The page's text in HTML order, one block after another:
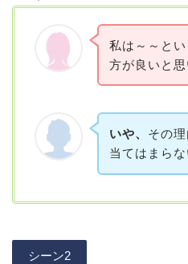
私は～～と
方が良いと思
いや、 その
当てはまらな
シーン2